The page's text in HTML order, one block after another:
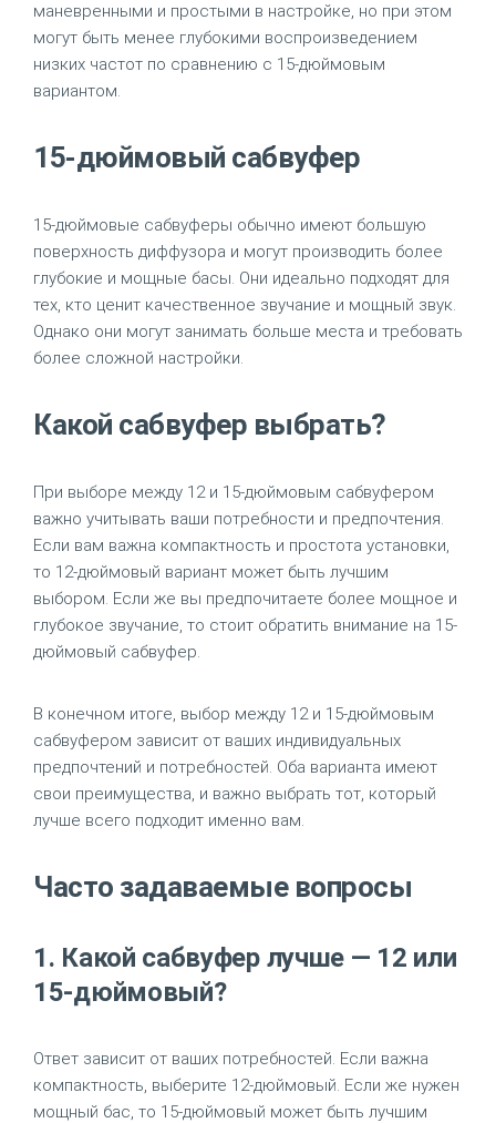
маневренными и простыми в настройке, но при этом
могут быть менее глубокими воспроизведением
низких частот по сравнению с 15-дюймовым
вариантом.
15-дюймовый сабвуфер
15-дюймовые сабвуферы обычно имеют большую
поверхность диффузора и могут производить более
глубокие и мощные басы. Они идеально подходят для
тех, кто ценит качественное звучание и мощный звук.
Однако они могут занимать больше места и требовать
более сложной настройки.
Какой сабвуфер выбрать?
При выборе между 12 и 15-дюймовым сабвуфером
важно учитывать ваши потребности и предпочтения.
Если вам важна компактность и простота установки,
то 12-дюймовый вариант может быть лучшим
выбором. Если же вы предпочитаете более мощное и
глубокое звучание, то стоит обратить внимание на 15-
дюймовый сабвуфер.
В конечном итоге, выбор между 12 и 15-дюймовым
сабвуфером зависит от ваших индивидуальных
предпочтений и потребностей. Оба варианта имеют
свои преимущества, и важно выбрать тот, который
лучше всего подходит именно вам.
Часто задаваемые вопросы
1. Какой сабвуфер лучше — 12 или
15-дюймовый?
Ответ зависит от ваших потребностей. Если важна
компактность, выберите 12-дюймовый. Если же нужен
мощный бас, то 15-дюймовый может быть лучшим